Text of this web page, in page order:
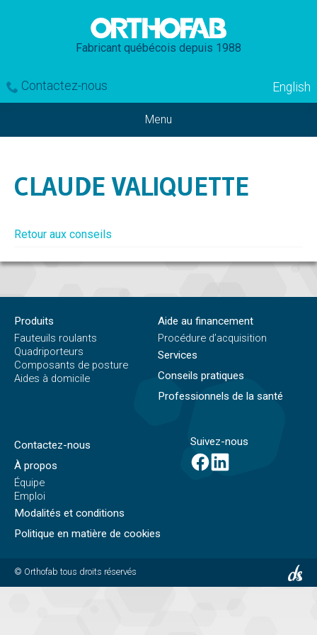
Fabricant québécois depuis 1988
Contactez-nous English
Menu
CLAUDE VALIQUETTE
Retour aux conseils
Produits
Fauteuils roulants
Quadriporteurs
Composants de posture
Aides à domicile
Aide au financement
Procédure d’acquisition
Services
Conseils pratiques
Professionnels de la santé
Contactez-nous
À propos
Équipe
Emploi
Modalités et conditions
Politique en matière de cookies
Suivez-nous
© Orthofab tous droits réservés